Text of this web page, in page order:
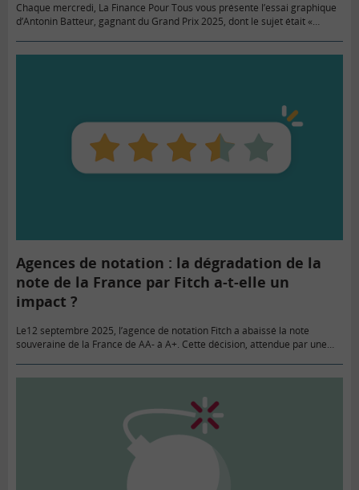
Chaque mercredi, La Finance Pour Tous vous présente l’essai graphique
d’Antonin Batteur, gagnant du Grand Prix 2025, dont le sujet était «
Agences de notation : la dégradation de la
note de la France par Fitch a-t-elle un
impact ?
Le12 septembre 2025, l’agence de notation Fitch a abaissé la note
souveraine de la France de AA- à A+. Cette décision, attendue par une